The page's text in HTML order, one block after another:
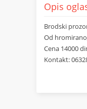
Opis
Brodski
Od
Cena 14000
Kontakt: